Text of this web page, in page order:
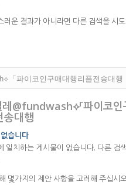
러운 결과가 아니라면 다른 검색을 시
@fundwash⟡「파이코인
송대행
습니다
일치하는 게시물이 없습니다. 다른 검
몇가지의 제안 사항을 고려해 주십시